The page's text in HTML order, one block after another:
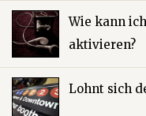
Wie kann
aktivieren?
Lohnt sich